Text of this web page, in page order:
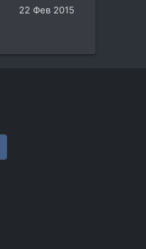
22 Фев 2015